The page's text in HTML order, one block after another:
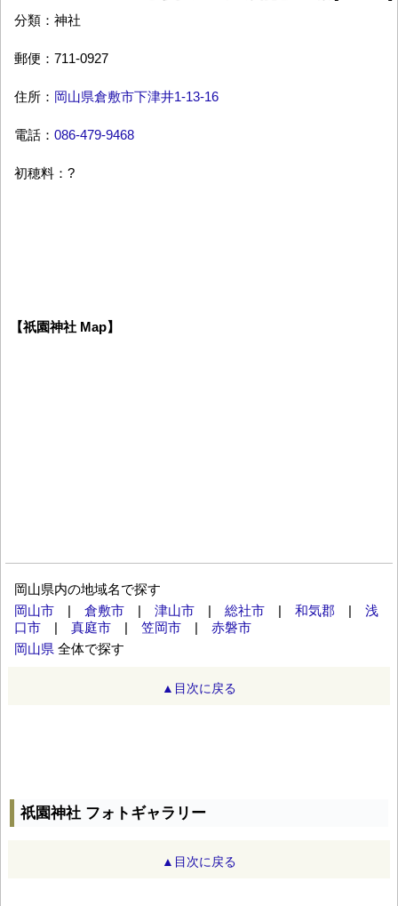
分類：神社
郵便：711-0927
住所： 岡山県倉敷市下津井1-13-16
電話： 086-479-9468
初穂料：?
【祇園神社 Map】
岡山県内の地域名で探す
岡山市
倉敷市 津山市 総社市 和気郡
浅
口市
真庭市 笠岡市
赤磐市
岡山県 全体で探す
▲目次に戻る
祇園神社 フォトギャラリー
▲目次に戻る